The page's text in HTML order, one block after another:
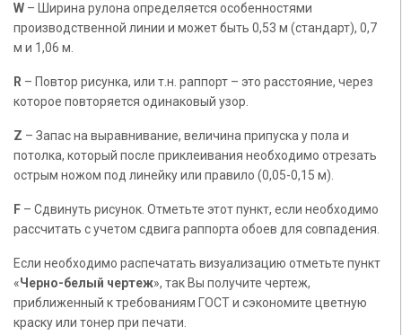
W – Ширина рулона определяется особенностями
производственной линии и может быть 0,53 м (стандарт), 0,7
м и 1,06 м.
R – Повтор рисунка, или т.н. раппорт – это расстояние, через
которое повторяется одинаковый узор.
Z – Запас на выравнивание, величина припуска у пола и
потолка, который после приклеивания необходимо отрезать
острым ножом под линейку или правило (0,05-0,15 м).
F – Сдвинуть рисунок. Отметьте этот пункт, если необходимо
рассчитать с учетом сдвига раппорта обоев для совпадения.
Если необходимо распечатать визуализацию отметьте пункт
«Черно-белый чертеж», так Вы получите чертеж,
приближенный к требованиям ГОСТ и сэкономите цветную
краску или тонер при печати.